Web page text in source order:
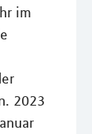
im
2023